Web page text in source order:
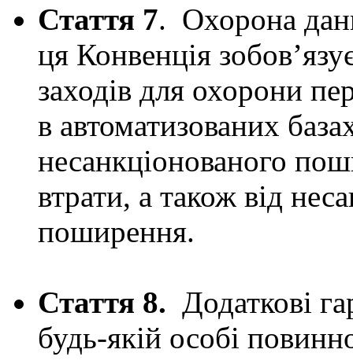
Стаття 7. Охорона
ця Конвенція
заходів для охорони
в автоматизованих
несанкціонованого
втрати, а також від
поширення.
Стаття 8. Додаткові
будь-якій особі